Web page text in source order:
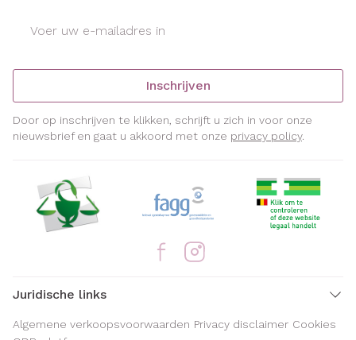
Inschrijven
Door op inschrijven te klikken, schrijft u zich in voor onze
nieuwsbrief en gaat u akkoord met onze privacy policy.
Juridische links
Algemene verkoopsvoorwaarden Privacy disclaimer Cookies